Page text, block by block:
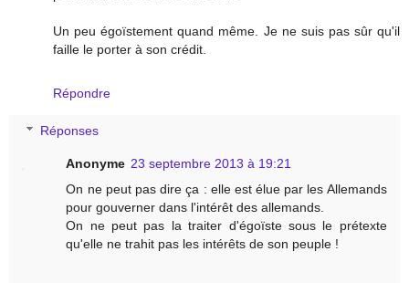
Un peu égoïstement quand même. Je ne suis pas sûr qu'il
faille le porter à son crédit.
Répondre
Réponses
Anonyme 23 septembre 2013 à 19:21
On ne peut pas dire ça : elle est élue par les Allemands
pour gouverner dans l'intérêt des allemands.
On ne peut pas la traiter d'égoïste sous le prétexte
qu'elle ne trahit pas les intérêts de son peuple !